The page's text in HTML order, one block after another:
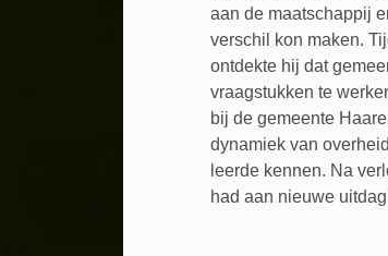
aan de maatschappij
verschil kon maken.
ontdekte hij dat
vraagstukken te
bij de gemeente
dynamiek van
leerde kennen. Na
had aan nieuwe